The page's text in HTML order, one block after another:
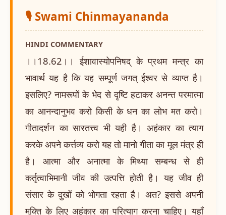
🎙️ Swami Chinmayananda
HINDI COMMENTARY
।।18.62।। ईशावास्योपनिषद् के प्रथम मन्त्र का
भावार्थ यह है कि यह सम्पूर्ण जगत् ईश्वर से व्याप्त है।
इसलिए? नामरूपों के भेद से दृष्टि हटाकर अनन्त परमात्मा
का आनन्दानुभव करो किसी के धन का लोभ मत करो।
गीतादर्शन का सारतत्त्व भी यही है। अहंकार का त्याग
करके अपने कर्त्तव्य करो यह तो मानो गीता का मूल मंत्र ही
है। आत्मा और अनात्मा के मिथ्या सम्बन्ध से ही
कर्तृत्वाभिमानी जीव की उत्पत्ति होती है। यह जीव ही
संसार के दुखों को भोगता रहता है। अत? इससे अपनी
मुक्ति के लिए अहंकार का परित्याग करना चाहिए। यहाँ